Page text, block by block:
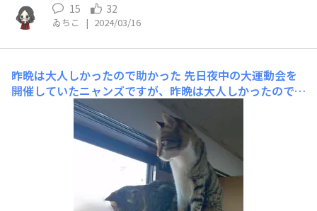
15 32
ゐちこ | 2024/03/16
昨晩は大人しかったので助かった 先日夜中の大運動会を
開催していたニャンズですが、昨晩は大人しかったのでち
ゃんと寝れて助かった。昨日は仕事中ずっと眠かったから
難儀した😂昨日に引き続き今日も12時〜22時シフト。